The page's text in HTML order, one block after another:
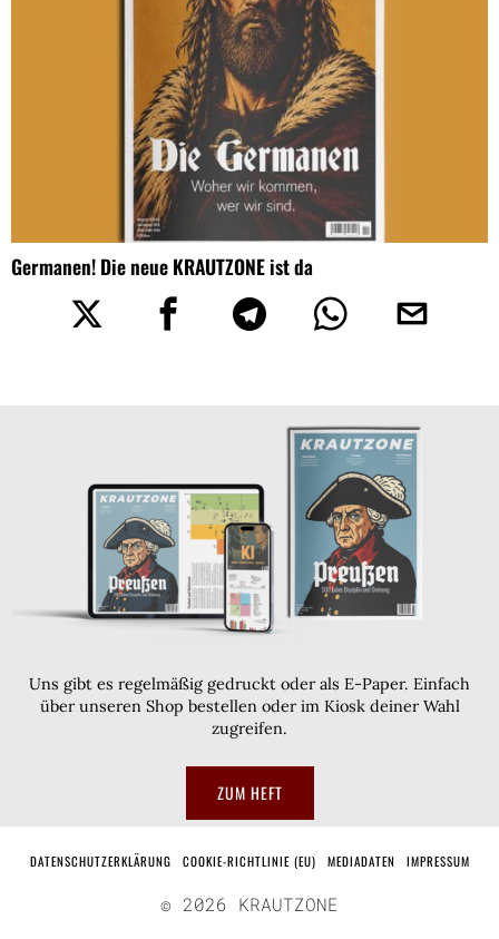
Germanen! Die neue KRAUTZONE ist da
Uns gibt es regelmäßig gedruckt oder als E-Paper. Einfach
über unseren Shop bestellen oder im Kiosk deiner Wahl
zugreifen.
ZUM HEFT
DATENSCHUTZERKLÄRUNG COOKIE-RICHTLINIE (EU) MEDIADATEN IMPRESSUM
© 2026 KRAUTZONE